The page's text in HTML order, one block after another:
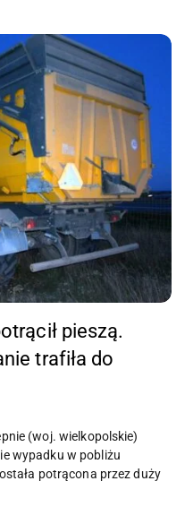
pieszą.
trafiła do
(woj. wielkopolskie)
wypadku w pobliżu
potrącona przez duży